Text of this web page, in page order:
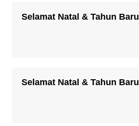
Selamat Natal & Tahun Baru
Selamat Natal & Tahun Baru